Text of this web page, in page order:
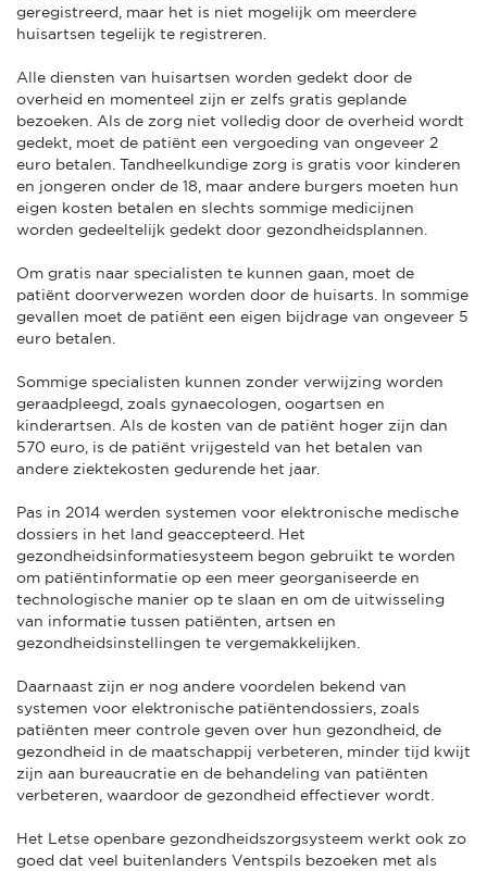
geregistreerd, maar het is niet mogelijk om meerdere
huisartsen tegelijk te registreren.
Alle diensten van huisartsen worden gedekt door de
overheid en momenteel zijn er zelfs gratis geplande
bezoeken. Als de zorg niet volledig door de overheid wordt
gedekt, moet de patiënt een vergoeding van ongeveer 2
euro betalen. Tandheelkundige zorg is gratis voor kinderen
en jongeren onder de 18, maar andere burgers moeten hun
eigen kosten betalen en slechts sommige medicijnen
worden gedeeltelijk gedekt door gezondheidsplannen.
Om gratis naar specialisten te kunnen gaan, moet de
patiënt doorverwezen worden door de huisarts. In sommige
gevallen moet de patiënt een eigen bijdrage van ongeveer 5
euro betalen.
Sommige specialisten kunnen zonder verwijzing worden
geraadpleegd, zoals gynaecologen, oogartsen en
kinderartsen. Als de kosten van de patiënt hoger zijn dan
570 euro, is de patiënt vrijgesteld van het betalen van
andere ziektekosten gedurende het jaar.
Pas in 2014 werden systemen voor elektronische medische
dossiers in het land geaccepteerd. Het
gezondheidsinformatiesysteem begon gebruikt te worden
om patiëntinformatie op een meer georganiseerde en
technologische manier op te slaan en om de uitwisseling
van informatie tussen patiënten, artsen en
gezondheidsinstellingen te vergemakkelijken.
Daarnaast zijn er nog andere voordelen bekend van
systemen voor elektronische patiëntendossiers, zoals
patiënten meer controle geven over hun gezondheid, de
gezondheid in de maatschappij verbeteren, minder tijd kwijt
zijn aan bureaucratie en de behandeling van patiënten
verbeteren, waardoor de gezondheid effectiever wordt.
Het Letse openbare gezondheidszorgsysteem werkt ook zo
goed dat veel buitenlanders Ventspils bezoeken met als